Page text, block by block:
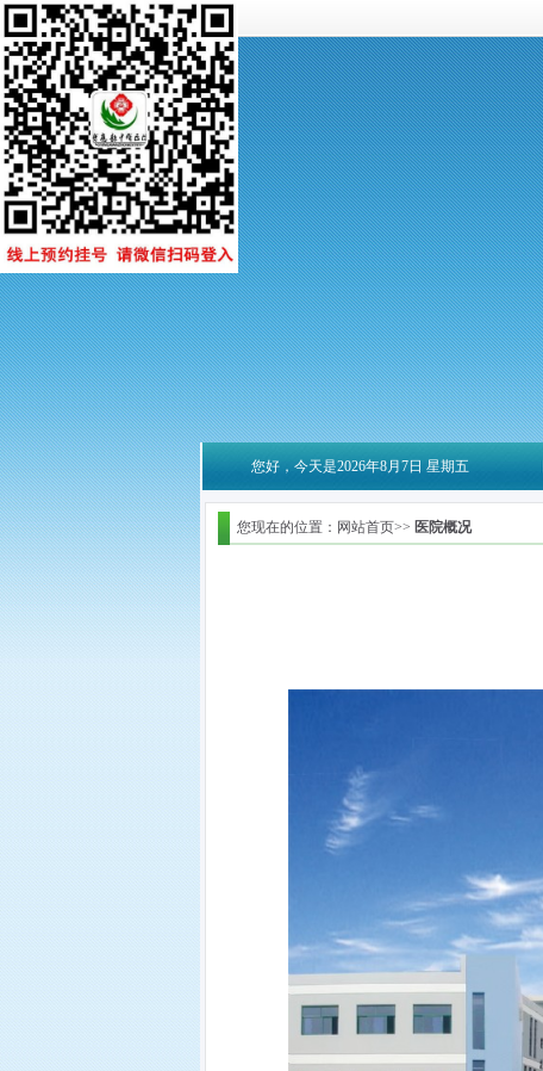
您好，今天是2026年8月7日 星期五
您现在的位置：网站首页>> 医院概况